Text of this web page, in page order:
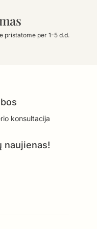
pristatome per 1-5 d.d.
konsultacija
naujienas!